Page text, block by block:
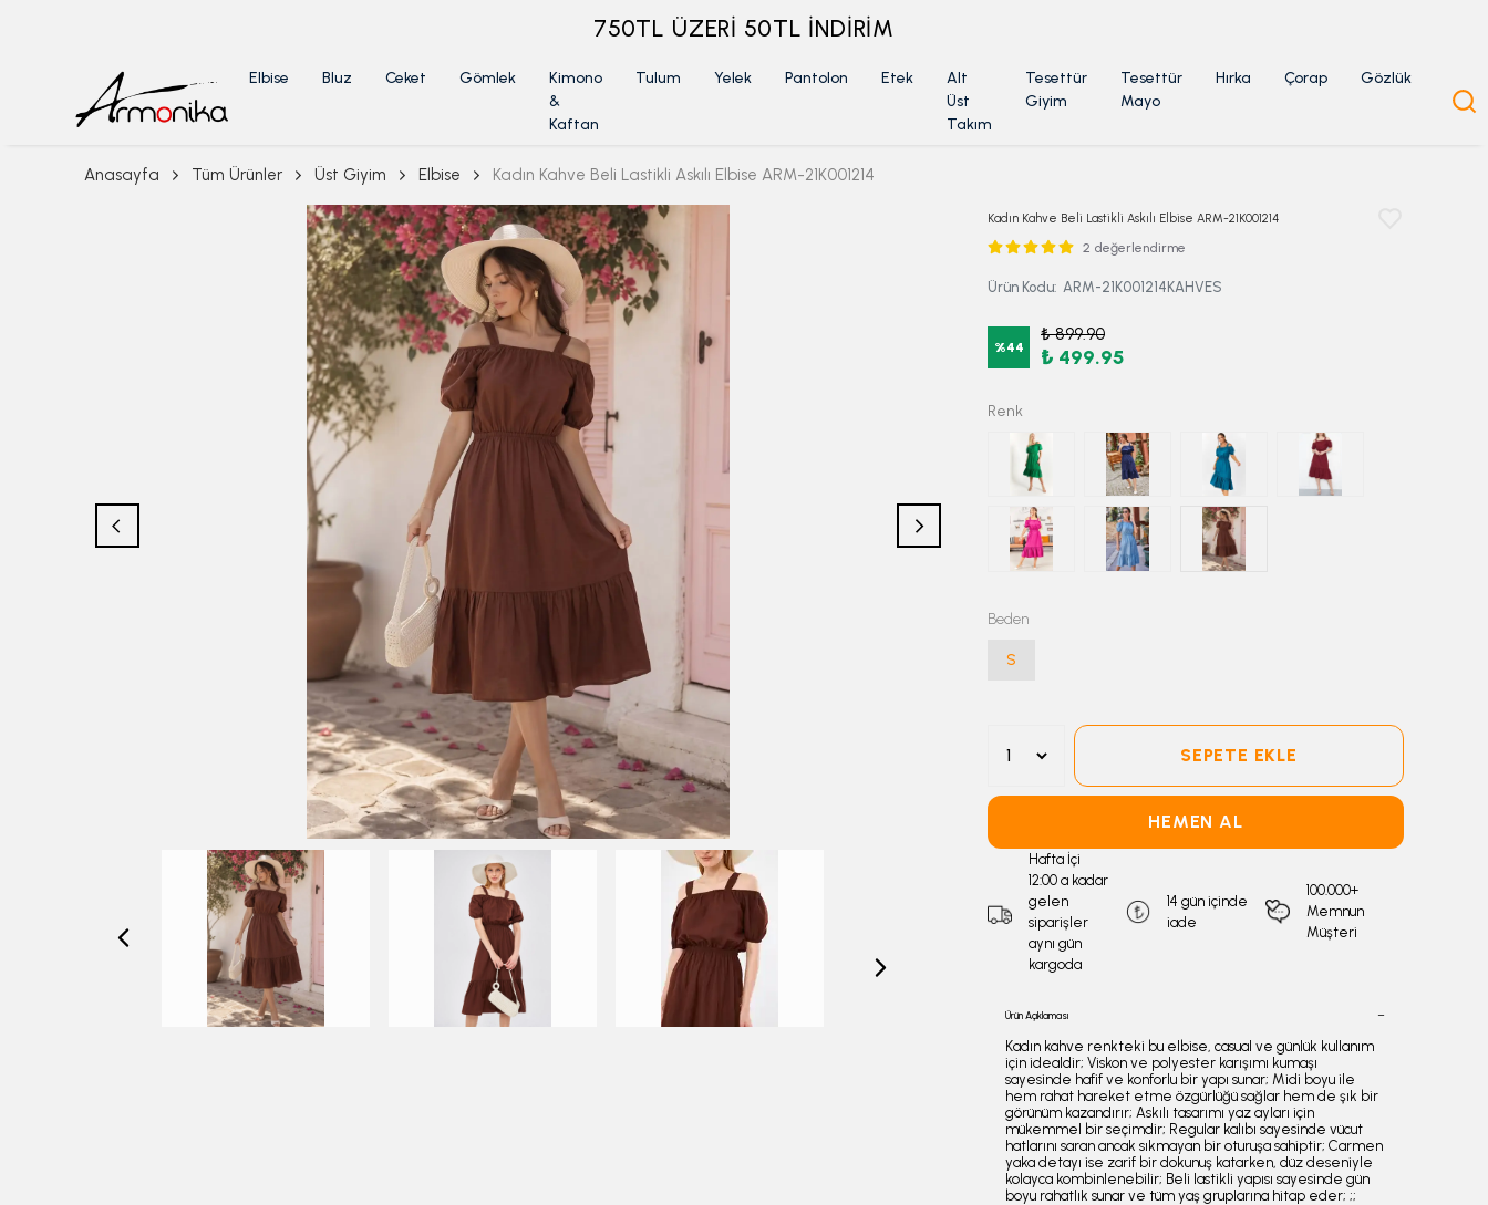
ÜYELİKSİZ SİPARİŞ İADE TALEBİ İÇİN TIKLA
Elbise Bluz Ceket Gömlek
Kimono
&
Kaftan
Tulum Yelek Pantolon Etek
Alt
Üst
Takım
Tesettür
Giyim
Tesettür
Mayo
Hırka Çorap Gözlük
Anasayfa Tüm Ürünler Üst Giyim Elbise Kadın Kahve Beli Lastikli Askılı Elbise ARM-21K001214
Kadın Kahve Beli Lastikli Askılı Elbise ARM-21K001214
2 değerlendirme
Ürün Kodu: ARM-21K001214KAHVES
%44
₺ 899.90
₺ 499.95
Renk
Beden
S
SEPETE EKLE
HEMEN AL
Hafta İçi
12:00 a kadar
gelen
siparişler
aynı gün
kargoda
14 gün içinde
iade
100.000+
Memnun
Müşteri
Ürün Açıklaması
Kadın kahve renkteki bu elbise, casual ve günlük kullanım
için idealdir; Viskon ve polyester karışımı kumaşı
sayesinde hafif ve konforlu bir yapı sunar; Midi boyu ile
hem rahat hareket etme özgürlüğü sağlar hem de şık bir
görünüm kazandırır; Askılı tasarımı yaz ayları için
mükemmel bir seçimdir; Regular kalıbı sayesinde vücut
hatlarını saran ancak sıkmayan bir oturuşa sahiptir; Carmen
yaka detayı ise zarif bir dokunuş katarken, düz deseniyle
kolayca kombinlenebilir; Beli lastikli yapısı sayesinde gün
boyu rahatlık sunar ve tüm yaş gruplarına hitap eder; ;;